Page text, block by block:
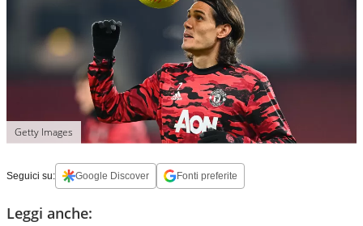
Getty Images
Seguici su: Google Discover Fonti preferite
Leggi anche: